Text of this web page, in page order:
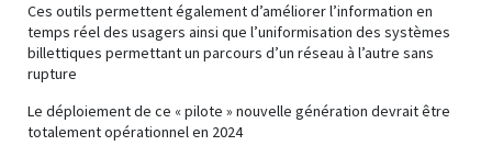
Ces outils permettent également d’améliorer l’information en
temps réel des usagers ainsi que l’uniformisation des systèmes
billettiques permettant un parcours d’un réseau à l’autre sans
rupture
Le déploiement de ce « pilote » nouvelle génération devrait être
totalement opérationnel en 2024